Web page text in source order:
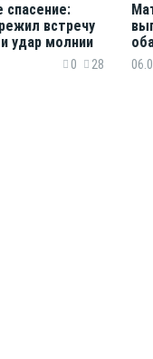
спасение:
встречу
удар молнии
0 28